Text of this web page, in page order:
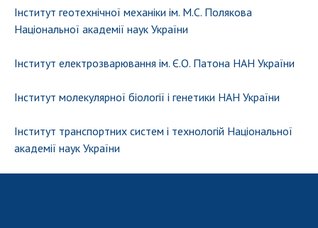
Інститут геотехнічної механіки ім. М.С. Полякова
Національної академії наук України
Інститут електрозварювання ім. Є.О. Патона НАН України
Інститут молекулярної біології і генетики НАН України
Інститут транспортних систем і технологій Національної
академії наук України